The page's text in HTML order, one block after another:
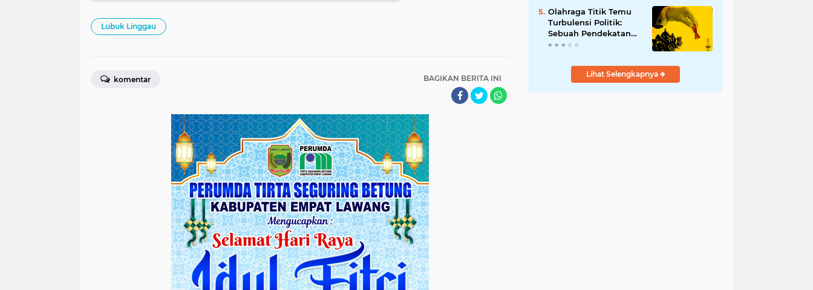
Lubuk Linggau
BAGIKAN BERITA INI
komentar
Olahraga Titik Temu
Turbulensi Politik:
Sebuah Pendekatan
Batalnya Tuan Rumah
Lihat Selengkapnya